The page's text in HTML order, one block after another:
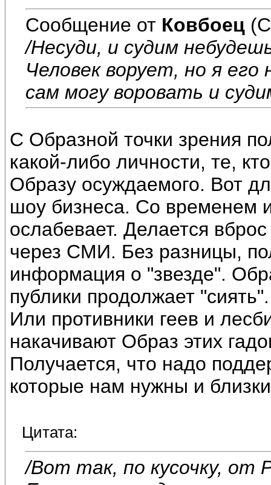
Сообщение от Ковбоец
/Несуди, и судим
Человек ворует, но я
сам могу воровать и
С Образной точки зрения
какой-либо личности, те,
Образу осуждаемого. Вот
шоу бизнеса. Со временем
ослабевает. Делается
через СМИ. Без разницы,
информация о "звезде".
публики продолжает "сиять".
Или противники геев и
накачивают Образ этих
Получается, что надо
которые нам нужны и
Цитата:
/Вот так, по кусочку, от